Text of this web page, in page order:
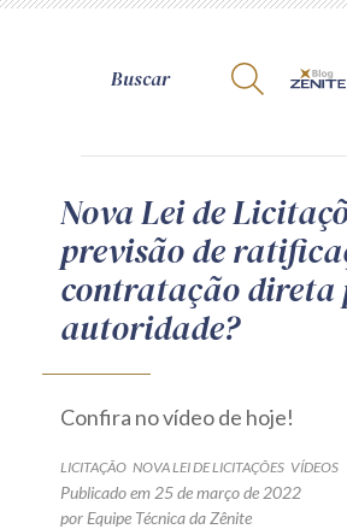
A Zênite
Como publicar
Site da Zênite
Contato
Encarregado (contato)
Nova Lei de
previsão de
contratação direta
autoridade?
Confira no vídeo de hoje!
LICITAÇÃO NOVA LEI DE LICITAÇÕES VÍDEOS
Publicado em 25 de março de 2022
por Equipe Técnica da Zênite